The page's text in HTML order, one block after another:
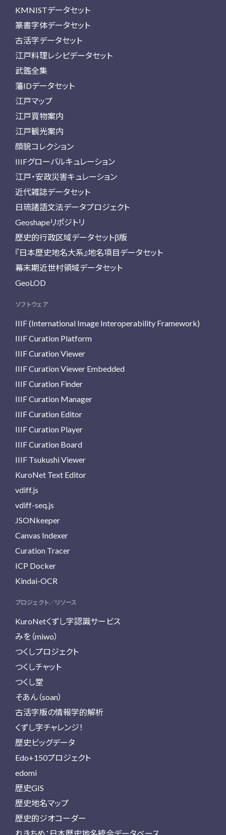
KMNISTデータセット
篆書字体データセット
古活字データセット
江戸料理レシピデータセット
武鑑全集
藩IDデータセット
江戸マップ
江戸買物案内
江戸観光案内
顔貌コレクション
IIIFグローバルキュレーション
江戸・安政災害キュレーション
近代雑誌データセット
日琉諸語文法データプロジェクト
Geoshapeリポジトリ
歴史的行政区域データセットβ版
『日本歴史地名大系』地名項目データセット
幕末期近世村領域データセット
GeoLOD
ソフトウェア
IIIF (International Image Interoperability Framework)
IIIF Curation Platform
IIIF Curation Viewer
IIIF Curation Viewer Embedded
IIIF Curation Finder
IIIF Curation Manager
IIIF Curation Editor
IIIF Curation Player
IIIF Curation Board
IIIF Tsukushi Viewer
KuroNet Text Editor
vdiff.js
vdiff-seq.js
JSONkeeper
Canvas Indexer
Curation Tracer
ICP Docker
Kindai-OCR
プロジェクト／リソース
KuroNetくずし字認識サービス
みを（miwo）
つくしプロジェクト
つくしチャット
つくし堂
そあん（soan）
古活字版の情報学的解析
くずし字チャレンジ！
歴史ビッグデータ
Edo+150プロジェクト
edomi
歴史GIS
歴史地名マップ
歴史的ジオコーダー